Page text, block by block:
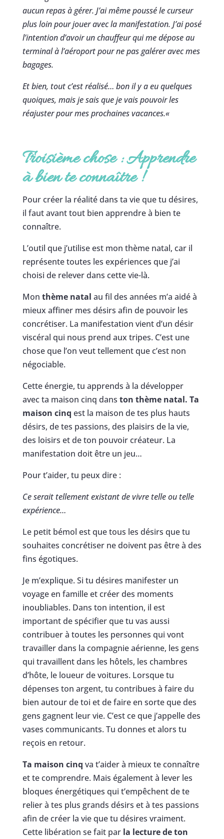
aucun repas à gérer. J’ai même poussé le curseur
plus loin pour jouer avec la manifestation. J’ai posé
l’intention d’avoir un chauffeur qui me dépose au
terminal à l’aéroport pour ne pas galérer avec mes
bagages.
Et bien, tout c’est réalisé… bon il y a eu quelques
quoiques, mais je sais que je vais pouvoir les
réajuster pour mes prochaines vacances.«
Troisième chose : Apprendre
à bien te connaître !
Pour créer la réalité dans ta vie que tu désires,
il faut avant tout bien apprendre à bien te
connaître.
L’outil que j’utilise est mon thème natal, car il
représente toutes les expériences que j’ai
choisi de relever dans cette vie-là.
Mon thème natal au fil des années m’a aidé à
mieux affiner mes désirs afin de pouvoir les
concrétiser. La manifestation vient d’un désir
viscéral qui nous prend aux tripes. C’est une
chose que l’on veut tellement que c’est non
négociable.
Cette énergie, tu apprends à la développer
avec ta maison cinq dans ton thème natal. Ta
maison cinq est la maison de tes plus hauts
désirs, de tes passions, des plaisirs de la vie,
des loisirs et de ton pouvoir créateur. La
manifestation doit être un jeu…
Pour t’aider, tu peux dire :
Ce serait tellement existant de vivre telle ou telle
expérience…
Le petit bémol est que tous les désirs que tu
souhaites concrétiser ne doivent pas être à des
fins égotiques.
Je m’explique. Si tu désires manifester un
voyage en famille et créer des moments
inoubliables. Dans ton intention, il est
important de spécifier que tu vas aussi
contribuer à toutes les personnes qui vont
travailler dans la compagnie aérienne, les gens
qui travaillent dans les hôtels, les chambres
d’hôte, le loueur de voitures. Lorsque tu
dépenses ton argent, tu contribues à faire du
bien autour de toi et de faire en sorte que des
gens gagnent leur vie. C’est ce que j’appelle des
vases communicants. Tu donnes et alors tu
reçois en retour.
Ta maison cinq va t’aider à mieux te connaître
et te comprendre. Mais également à lever les
bloques énergétiques qui t’empêchent de te
relier à tes plus grands désirs et à tes passions
afin de créer la vie que tu désires vraiment.
Cette libération se fait par la lecture de ton